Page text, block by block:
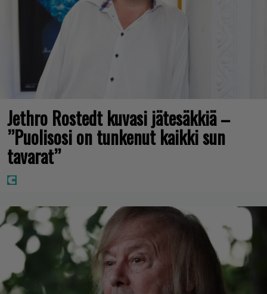
Jethro Rostedt kuvasi jätesäkkiä –
”Puolisosi on tunkenut kaikki sun
tavarat”